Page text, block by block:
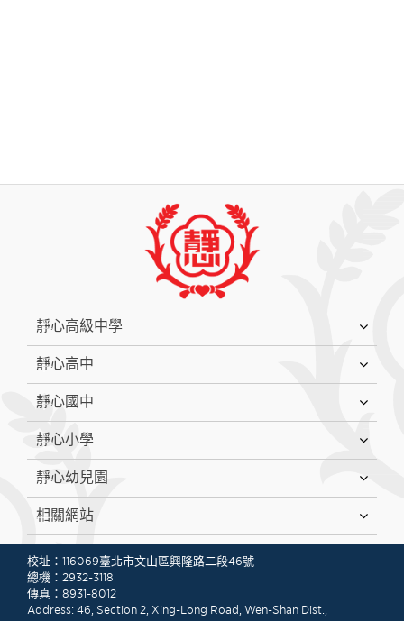
靜心高級中學
靜心高中
靜心國中
靜心小學
靜心幼兒園
相關網站
校址：116069臺北市文山區興隆路二段46號
總機：2932-3118
傳真：8931-8012
Address: 46, Section 2, Xing-Long Road, Wen-Shan Dist.,